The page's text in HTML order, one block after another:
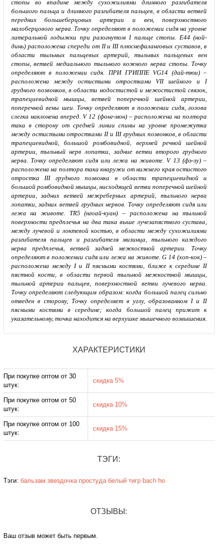
ХАРАКТЕРИСТИКИ
При покупке оптом от 30
штук:
скидка 5%
При покупке оптом от 50
штук:
скидка 10%
При покупке оптом от 100
штук:
скидка 15%
ТЭГИ:
Тэги: бальзам звездочка простуда белый тигр bach ho
ОТЗЫВЫ:
Ваш отзыв может быть первым.